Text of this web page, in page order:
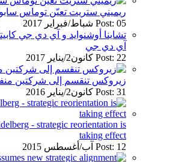
ريميني ستريت تعيّن توماس
Post: 05 شباط/فبراير 2017
تشاينا أوشنوايد و آي دي جي
آي دي جي
Post: 22 كانون2/يناير 2017
زيروكس تنقسم إلى شركتين
Post: 31 كانون2/يناير 2016
- strategic reorientation is
taking effect
Post: 12 آب/أغسطس 2015